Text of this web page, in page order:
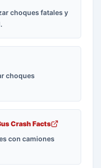
choques fatales y
choques
Crash Facts
con camiones